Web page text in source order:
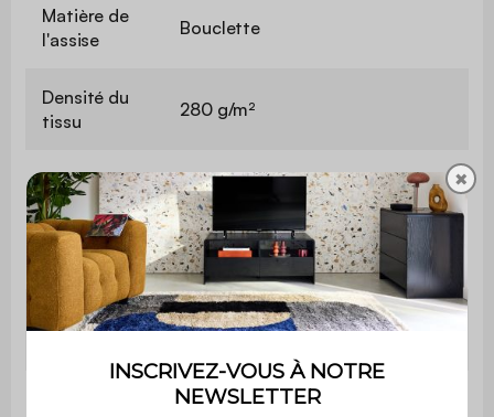
Matière de
l'assise
Bouclette
Densité du
tissu
280 g/m²
Garnissage
Mousse recyclée (densité :
50kg/m3) + mousse
polyuréthane (densité : 18kg/m3)
Densité
Mousse polyuréthane
Mousse polyuréthane
✖